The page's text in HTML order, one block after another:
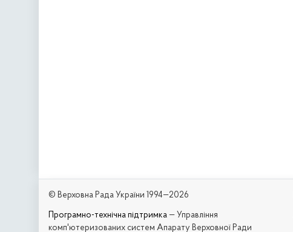
© Верховна Рада України 1994—2026
Програмно-технічна підтримка — Управління
комп'ютеризованих систем Апарату Верховної Ради